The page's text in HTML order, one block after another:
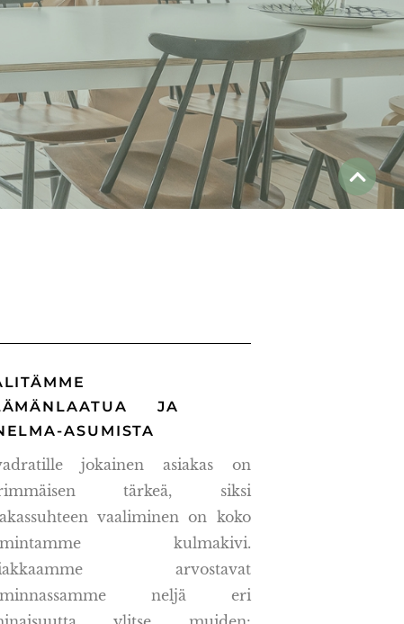
JA
ASUMISTA
jokainen asiakas on
tärkeä, siksi
vaaliminen on koko
kulmakivi.
arvostavat
neljä eri